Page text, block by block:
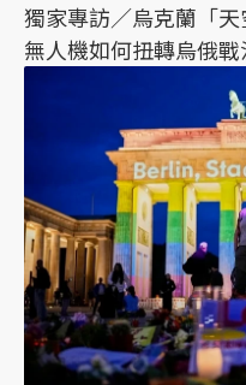
獨家專訪／烏克蘭「
無人機如何扭轉烏俄戰